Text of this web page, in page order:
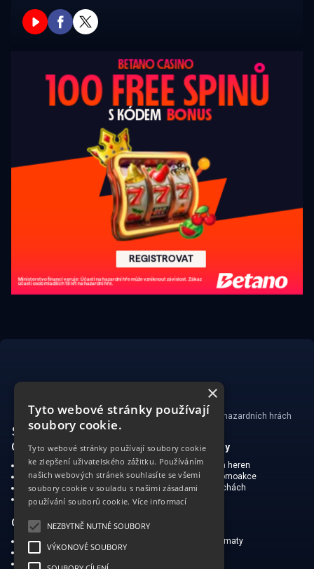
Ministerstvo financí varuje: Účastí na hazardních hrách
může vzniknout závislost!
CasinoSearch
O nás
Zodpovědné hraní
Ochrana soukromí
Omezená zodpovědnost
Kasina a herny
Mapa kasin a heren
Bonusy a promoakce
O hraní v Čechách
Online kasina
Oblíbené české kasina
Kasinové bonusy
Free spiny v kasinech
Výherní automaty
×
Tyto webové stránky používají
soubory cookie.
Tyto webové stránky používají soubory cookie
ke zlepšení uživatelského zážitku. Používáním
našich webových stránek souhlasíte se všemi
soubory cookie v souladu s našimi zásadami
používání souborů cookie. Více informací
NEZBYTNĚ NUTNÉ SOUBORY
VÝKONOVÉ SOUBORY